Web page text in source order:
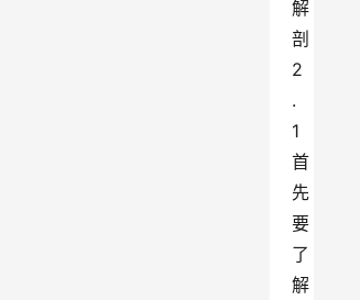
解
剖
2
.
1
首
先
要
了
解